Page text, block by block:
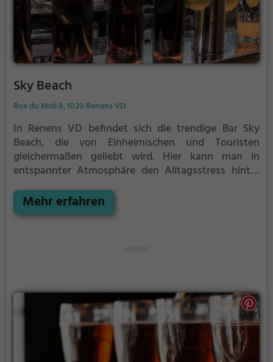
Sky Beach
Rue du Midi 8, 1020 Renens VD
In Renens VD befindet sich die trendige Bar Sky
Beach, die von Einheimischen und Touristen
gleichermaßen geliebt wird. Hier kann man in
entspannter Atmosphäre den Alltagsstress hinter
genießen. Mit einem vielfältigen Angebot an
Getränken und Speisen ist für jeden Geschmack
sich mit Freunden trifft oder einen romantischen
Abend zu zweit verbringen möchte, in der Bar Sky
Beach ist man immer gut aufgehoben. Ein Besuch
lohnt sich auf jeden Fall!
Mehr erfahren